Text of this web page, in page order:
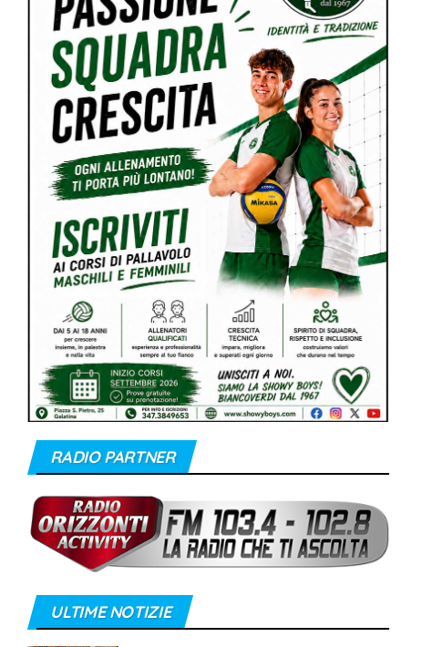
RADIO PARTNER
ULTIME NOTIZIE